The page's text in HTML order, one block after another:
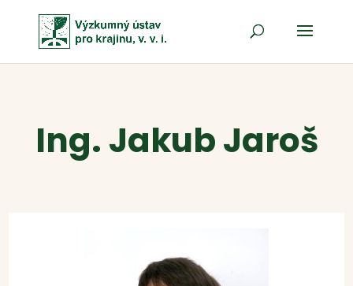
Ing. Jakub Jaroš